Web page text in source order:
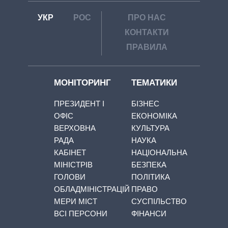
УКР РОС
ПРО НАС
КОНТАКТИ
ПРАВИЛА
МОНІТОРИНГ
ПРЕЗИДЕНТ І
ОФІС
ВЕРХОВНА
РАДА
КАБІНЕТ
МІНІСТРІВ
ГОЛОВИ
ОБЛАДМІНІСТРАЦІЙ
МЕРИ МІСТ
ВСІ ПЕРСОНИ
ТЕМАТИКИ
БІЗНЕС
ЕКОНОМІКА
КУЛЬТУРА
НАУКА
НАЦІОНАЛЬНА
БЕЗПЕКА
ПОЛІТИКА
ПРАВО
СУСПІЛЬСТВО
ФІНАНСИ